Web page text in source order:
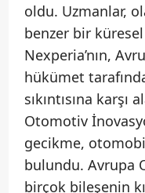
oldu. Uzmanlar,
benzer bir
Nexperia’nın,
hükümet
sıkıntısına karşı
Otomotiv
gecikme,
bulundu. Avrupa
birçok bileşenin